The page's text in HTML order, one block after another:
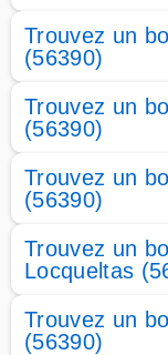
Trouvez un
(56390)
Trouvez un
(56390)
Trouvez un
(56390)
Trouvez un
Locqueltas
Trouvez un
(56390)